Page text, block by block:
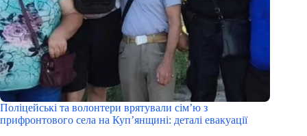
Поліцейські та волонтери врятували сім’ю з
прифронтового села на Куп’янщині: деталі евакуації